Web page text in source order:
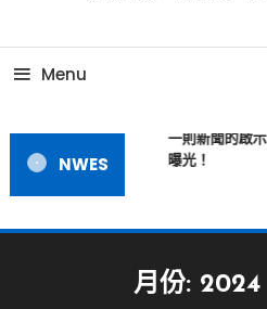
Menu
NWES
一則新聞的啟示
曝光！
月份: 2024